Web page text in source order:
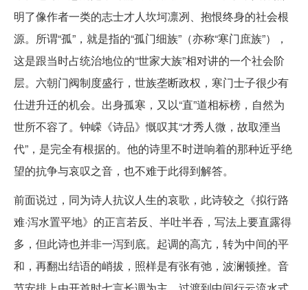
明了像作者一类的志士才人坎坷凛冽、抱恨终身的社会根
源。所谓“孤”，就是指的“孤门细族”（亦称“寒门庶族”），
这是跟当时占统治地位的“世家大族”相对讲的一个社会阶
层。六朝门阀制度盛行，世族垄断政权，寒门士子很少有
仕进升迁的机会。出身孤寒，又以“直”道相标榜，自然为
世所不容了。钟嵘《诗品》慨叹其“才秀人微，故取湮当
代”，是完全有根据的。他的诗里不时迸响着的那种近乎绝
望的抗争与哀叹之音，也不难于此得到解答。
前面说过，同为诗人抗议人生的哀歌，此诗较之《拟行路
难·泻水置平地》的正言若反、半吐半吞，写法上要直露得
多，但此诗也并非一泻到底。起调的高亢，转为中间的平
和，再翻出结语的峭拔，照样是有张有弛，波澜顿挫。音